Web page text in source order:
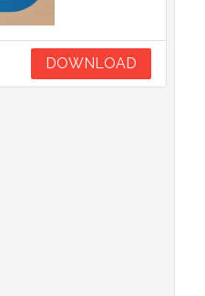
DOWNLOAD